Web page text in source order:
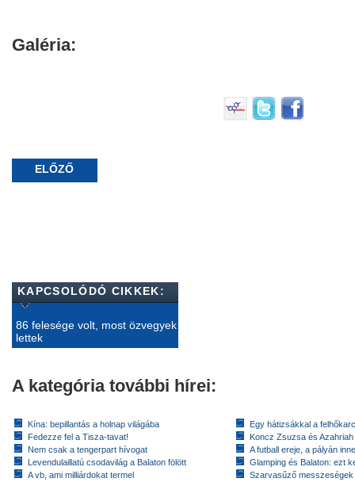
Galéria:
ELŐZŐ
KAPCSOLÓDÓ CIKKEK:
86 felesége volt, most özvegyek
lettek
A kategória további hírei:
Kína: bepillantás a holnap világába
Fedezze fel a Tisza-tavat!
Nem csak a tengerpart hívogat
Levendulaillatú csodavilág a Balaton fölött
A vb, ami milliárdokat termel
Egy hátizsákkal a
Koncz Zsuzsa és
A futball ereje, a pályán
Glamping és Balaton: ezt
Szarvasűző messzeségek